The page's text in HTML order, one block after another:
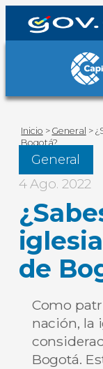
Inicio > General >
Bogotá?
General
4 Ago. 2022
de
Como
nación, la
Bogotá.